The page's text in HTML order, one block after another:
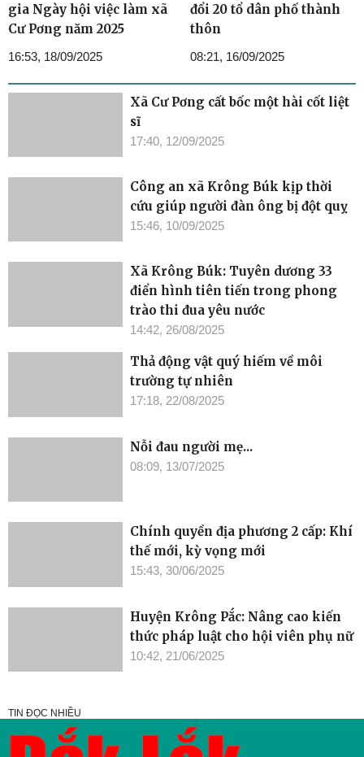
gia Ngày hội việc làm xã
Cư Pơng năm 2025
16:53, 18/09/2025
đổi 20 tổ dân phố thành
thôn
08:21, 16/09/2025
Xã Cư Pơng cất bốc một hài cốt liệt
sĩ
17:40, 12/09/2025
Công an xã Krông Búk kịp thời
cứu giúp người đàn ông bị đột quỵ
15:46, 10/09/2025
Xã Krông Búk: Tuyên dương 33
điển hình tiên tiến trong phong
trào thi đua yêu nước
14:42, 26/08/2025
Thả động vật quý hiếm về môi
trường tự nhiên
17:18, 22/08/2025
Nỗi đau người mẹ...
08:09, 13/07/2025
Chính quyền địa phương 2 cấp: Khí
thế mới, kỳ vọng mới
15:43, 30/06/2025
Huyện Krông Pắc: Nâng cao kiến
thức pháp luật cho hội viên phụ nữ
10:42, 21/06/2025
TIN ĐỌC NHIỀU